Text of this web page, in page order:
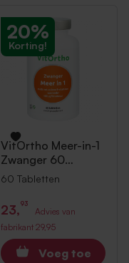
20%
Korting!
VitOrtho Meer-in-1
Zwanger 60
Tabletten
60 Tabletten
23,93
Advies van
fabrikant 29,95
Voeg toe